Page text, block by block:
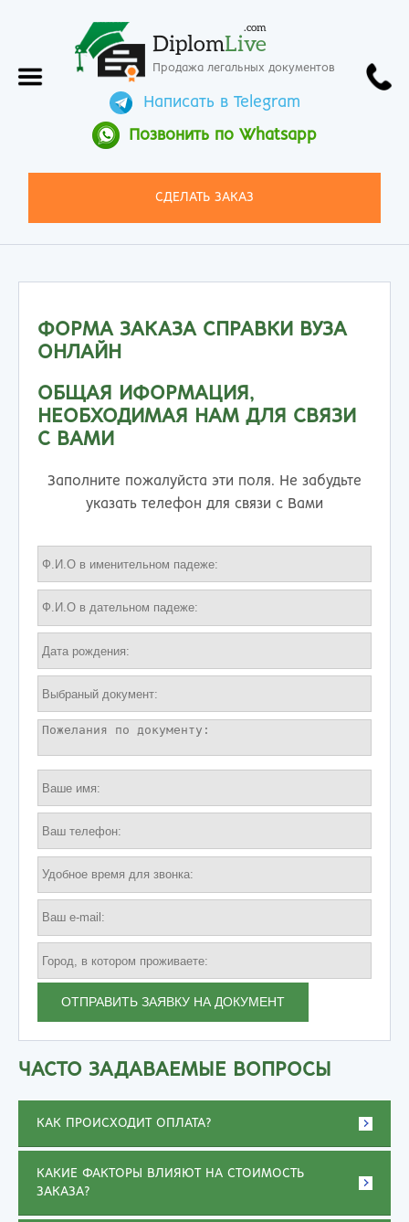
DiplomLive
.com
Продажа легальных документов
Написать в Telegram
Позвонить по Whatsapp
СДЕЛАТЬ ЗАКАЗ
ФОРМА ЗАКАЗА СПРАВКИ ВУЗА
ОНЛАЙН
ОБЩАЯ ИФОРМАЦИЯ,
НЕОБХОДИМАЯ НАМ ДЛЯ СВЯЗИ
С ВАМИ
Заполните пожалуйста эти поля. Не забудьте
указать телефон для связи с Вами
ОТПРАВИТЬ ЗАЯВКУ НА ДОКУМЕНТ
ЧАСТО ЗАДАВАЕМЫЕ ВОПРОСЫ
КАК ПРОИСХОДИТ ОПЛАТА?
КАКИЕ ФАКТОРЫ ВЛИЯЮТ НА СТОИМОСТЬ
ЗАКАЗА?